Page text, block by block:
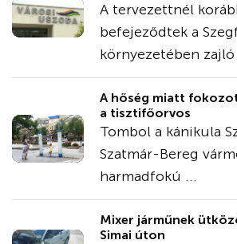
A tervezettnél
befejeződtek a
környezetében zajló
A hőség miatt
a tisztifőorvos
Tombol a kánikula
Szatmár-Bereg
harmadfokú ...
Mixer járműnek
Simai úton